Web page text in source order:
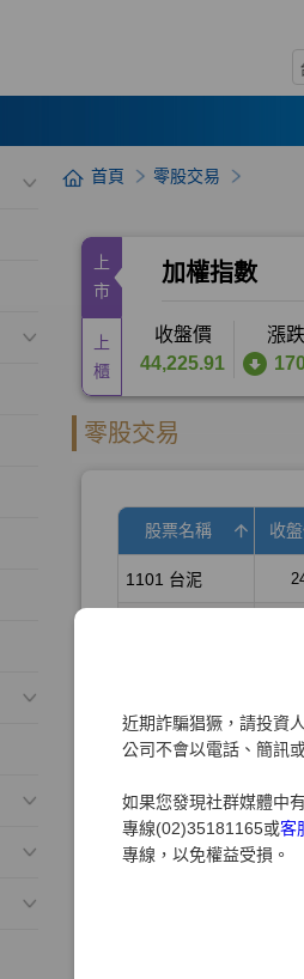
近期詐騙猖獗，請投資
公司不會以電話、簡訊
如果您發現社群媒體中
專線(02)35181165或客
專線，以免權益受損。
首頁 零股交易